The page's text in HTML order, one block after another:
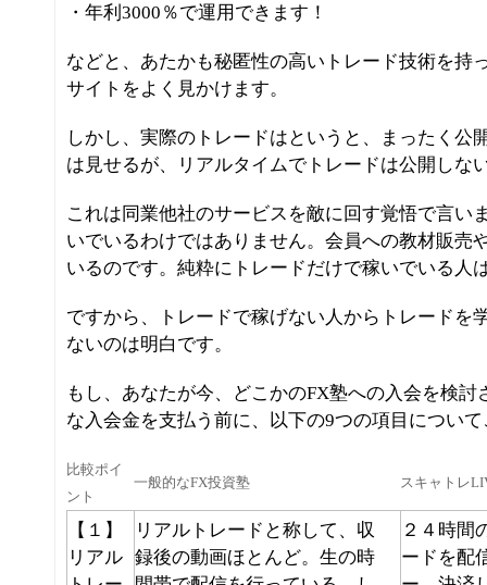
・年利3000％で運用できます！
などと、あたかも秘匿性の高いトレード技術を持
サイトをよく見かけます。
しかし、実際のトレードはというと、まったく公
は見せるが、リアルタイムでトレードは公開しな
これは同業他社のサービスを敵に回す覚悟で言い
いでいるわけではありません。会員への教材販売
いるのです。純粋にトレードだけで稼いでいる人
ですから、トレードで稼げない人からトレードを
ないのは明白です。
もし、あなたが今、どこかのFX塾への入会を検
な入会金を支払う前に、以下の9つの項目につい
比較ポイ
ント
一般的なFX投資塾 スキャトレ
【１】
リアル
リアルトレードと称して、収
録後の動画ほとんど。生の時
２４時間
ードを配